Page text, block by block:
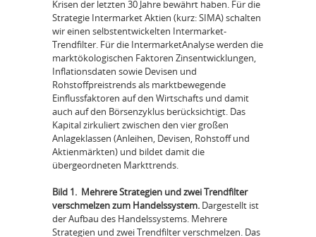
Krisen der letzten 30 Jahre bewährt haben. Für die
Strategie Intermarket Aktien (kurz: SIMA) schalten
wir einen selbstentwickelten Intermarket­
Trendfilter. Für die Intermarket­Analyse werden die
marktökologischen Faktoren Zinsentwicklungen,
Inflationsdaten sowie Devisen­ und
Rohstoffpreistrends als marktbewegende
Einflussfaktoren auf den Wirtschafts­ und damit
auch auf den Börsenzyklus berücksichtigt. Das
Kapital zirkuliert zwischen den vier großen
Anlageklassen (Anleihen­, Devisen­, Rohstoff­ und
Aktienmärkten) und bildet damit die
übergeordneten Markttrends.
Bild 1. Mehrere Strategien und zwei Trendfilter
verschmelzen zum Handelssystem. Dargestellt ist
der Aufbau des Handelssystems. Mehrere
Strategien und zwei Trendfilter verschmelzen. Das